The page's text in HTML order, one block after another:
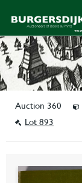
Auction 360
Lot 893